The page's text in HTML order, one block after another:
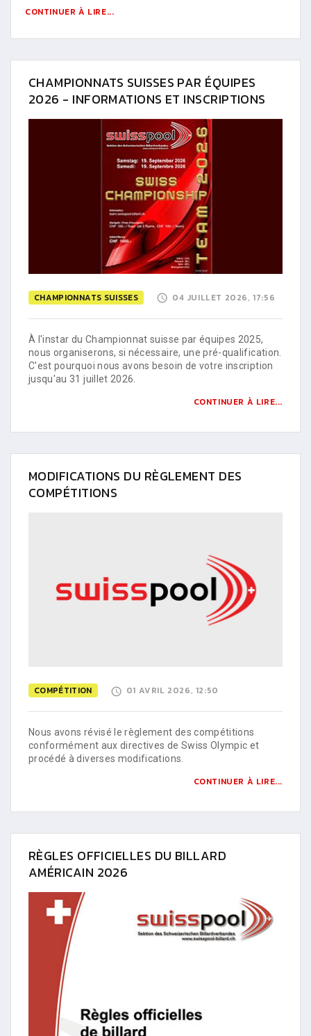
CONTINUER À LIRE...
CHAMPIONNATS SUISSES PAR ÉQUIPES
2026 - INFORMATIONS ET INSCRIPTIONS
CHAMPIONNATS SUISSES 04 JUILLET 2026, 17:56
À l'instar du Championnat suisse par équipes 2025,
nous organiserons, si nécessaire, une pré-qualification.
C'est pourquoi nous avons besoin de votre inscription
jusqu'au 31 juillet 2026.
CONTINUER À LIRE...
MODIFICATIONS DU RÈGLEMENT DES
COMPÉTITIONS
COMPÉTITION 01 AVRIL 2026, 12:50
Nous avons révisé le règlement des compétitions
conformément aux directives de Swiss Olympic et
procédé à diverses modifications.
CONTINUER À LIRE...
RÈGLES OFFICIELLES DU BILLARD
AMÉRICAIN 2026